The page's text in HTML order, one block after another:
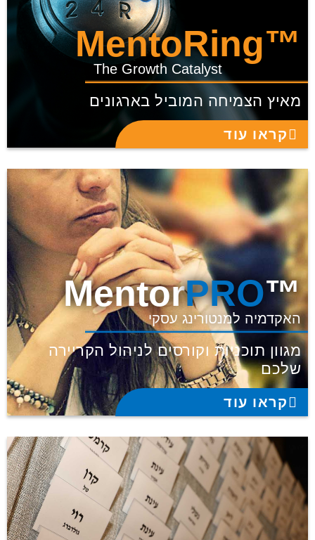
™MentoRing
The Growth Catalyst
מאיץ הצמיחה המוביל בארגונים
קראו עוד
™Mentor
PRO
האקדמיה למנטורינג עסקי
מגוון תוכניות וקורסים לניהול הקריירה
שלכם
קראו עוד